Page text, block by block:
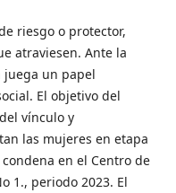
riesgo o protector,
atraviesen. Ante la
un papel
El objetivo del
vínculo y
las mujeres en etapa
en el Centro de
1., periodo 2023. El